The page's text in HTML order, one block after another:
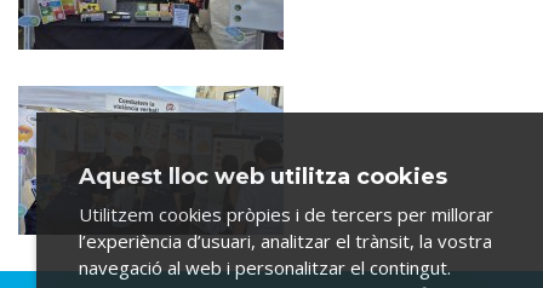
Aquest lloc web utilitza cookies
Utilitzem cookies pròpies i de tercers per millorar
l’experiència d’usuari, analitzar el trànsit, la vostra
navegació al web i personalitzar el contingut.